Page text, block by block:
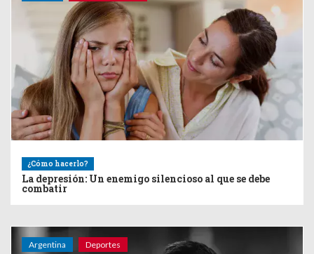
¿Cómo hacerlo?
La depresión: Un enemigo silencioso al que se debe
combatir
Argentina Deportes